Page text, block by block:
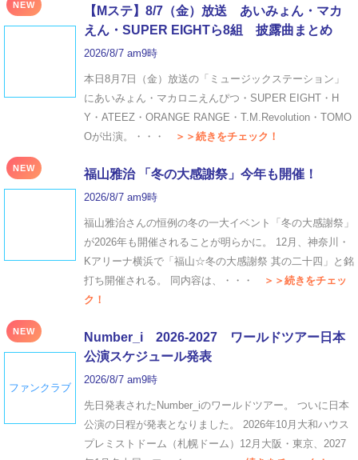
NEW
【Mステ】8/7（金）放送 あいみょん・マカ
えん・SUPER EIGHTら8組 披露曲まとめ
2026/8/7 am9時
本日8月7日（金）放送の「ミュージックステーション」
にあいみょん・マカロニえんぴつ・SUPER EIGHT・H
Y・ATEEZ・ORANGE RANGE・T.M.Revolution・TOMO
Oが出演。・・・
＞＞続きをチェック！
NEW 福山雅治 「冬の⼤感謝祭」今年も開催！
2026/8/7 am9時
福山雅治さんの恒例の冬の一大イベント「冬の⼤感謝祭」
が2026年も開催されることが明らかに。 12月、神奈川・
Kアリーナ横浜で「福山☆冬の大感謝祭 其の二十四」と銘
打ち開催される。 同内容は、・・・
＞＞続きをチェッ
ク！
NEW
ファンクラブ
Number_i 2026‐2027 ワールドツアー日本
公演スケジュール発表
2026/8/7 am9時
先日発表されたNumber_iのワールドツアー。 ついに日本
公演の日程が発表となりました。 2026年10月大和ハウス
プレミストドーム（札幌ドーム）12月大阪・東京、2027